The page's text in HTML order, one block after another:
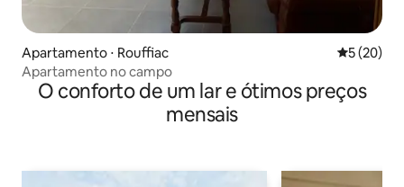
Apartamento ⋅ Rouffiac 5 de uma
5 (20)
Apartamento no campo
O conforto de um lar e ótimos preços
mensais